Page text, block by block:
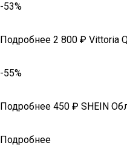
-53%
Подробнее 2 800 ₽ Vittoria
-55%
Подробнее 450 ₽ SHEIN
Подробнее